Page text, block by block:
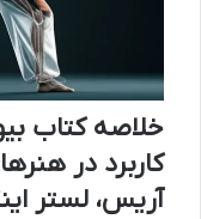
خلاصه کتاب
کاربرد در
آریس، لستر